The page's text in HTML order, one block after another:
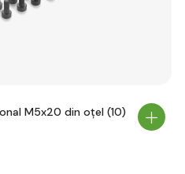
M5x20 din oțel (10)